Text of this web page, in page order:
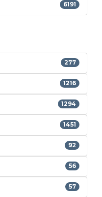
6191
277
1216
1294
1451
92
56
57